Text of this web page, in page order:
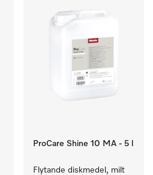
ProCare Shine 10 MA - 5 l
Flytande diskmedel, milt